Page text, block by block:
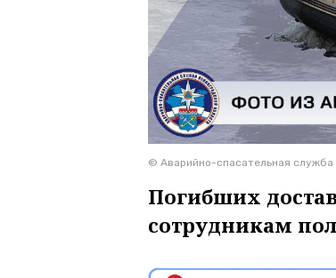
© Аварийно-спасательная служба
Погибших
сотрудникам